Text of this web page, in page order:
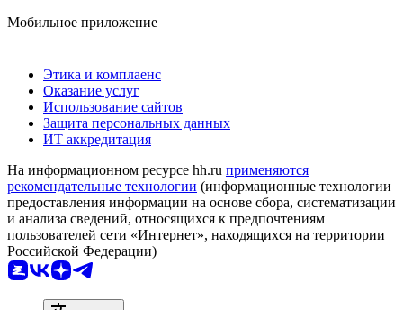
Мобильное приложение
Этика и комплаенс
Оказание услуг
Использование сайтов
Защита персональных данных
ИТ аккредитация
На информационном ресурсе hh.ru применяются
рекомендательные технологии (информационные технологии
предоставления информации на основе сбора, систематизации
и анализа сведений, относящихся к предпочтениям
пользователей сети «Интернет», находящихся на территории
Российской Федерации)